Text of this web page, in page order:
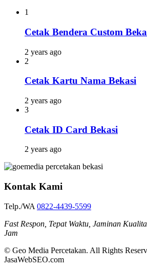
1
Cetak Bendera Custom
2 years ago
2
Cetak Kartu Nama Bekasi
2 years ago
3
Cetak ID Card Bekasi
2 years ago
Kontak Kami
Telp./WA 0822-4439-5599
Fast Respon, Tepat Waktu, Jaminan
Jam
© Geo Media Percetakan. All Rights
JasaWebSEO.com